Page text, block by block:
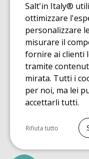
GUIDA ALL'ACQUISTO
Guida all'acquisito tappeti
GUIDA ALL'INSTALLAZIONE
Guida al montaggio
GUIDA DI MANUTENZIONE
Guida alla manutenzione
SCOPRI
Guida all'utilizzo tappeto
GUIDA ALL'ACQUISTO
Salt'in Italy®
ottimizzare
personalizzare
misurare il
fornire ai clienti
tramite
mirata. Tutti i
per noi, ma lei
accettarli tutti.
Seleziona tutto
Cookie
Rifiuta tutto